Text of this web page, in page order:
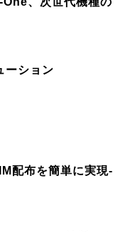
ーション
配布を簡単に実現-